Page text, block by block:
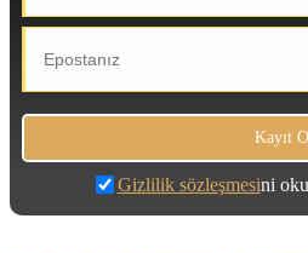
Gizlilik sözleşmesini